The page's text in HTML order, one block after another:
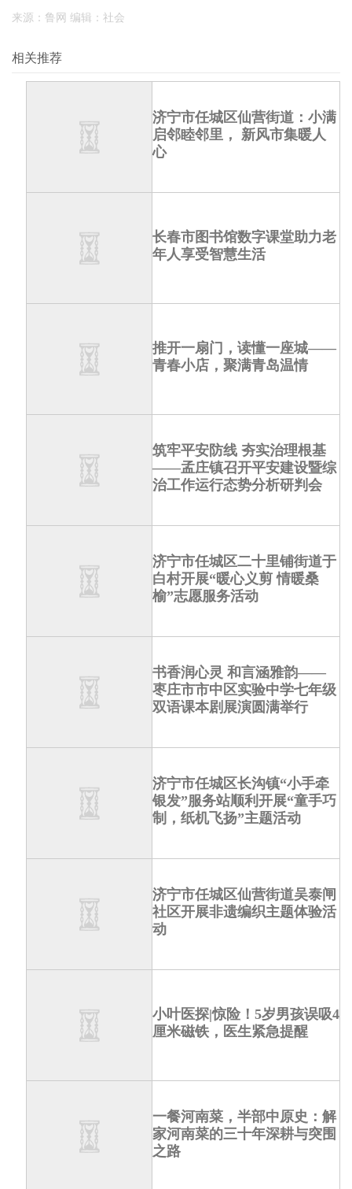
来源：鲁网 编辑：社会
相关推荐
济宁市任城区仙营街道：小满
启邻睦邻里， 新风市集暖人
心
长春市图书馆数字课堂助力老
年人享受智慧生活
推开一扇门，读懂一座城——
青春小店，聚满青岛温情
筑牢平安防线 夯实治理根基
——孟庄镇召开平安建设暨综
治工作运行态势分析研判会
济宁市任城区二十里铺街道于
白村开展“暖心义剪 情暖桑
榆”志愿服务活动
书香润心灵 和言涵雅韵——
枣庄市市中区实验中学七年级
双语课本剧展演圆满举行
济宁市任城区长沟镇“小手牵
银发”服务站顺利开展“童手巧
制，纸机飞扬”主题活动
济宁市任城区仙营街道吴泰闸
社区开展非遗编织主题体验活
动
小叶医探|惊险！5岁男孩误吸4
厘米磁铁，医生紧急提醒
一餐河南菜，半部中原史：解
家河南菜的三十年深耕与突围
之路